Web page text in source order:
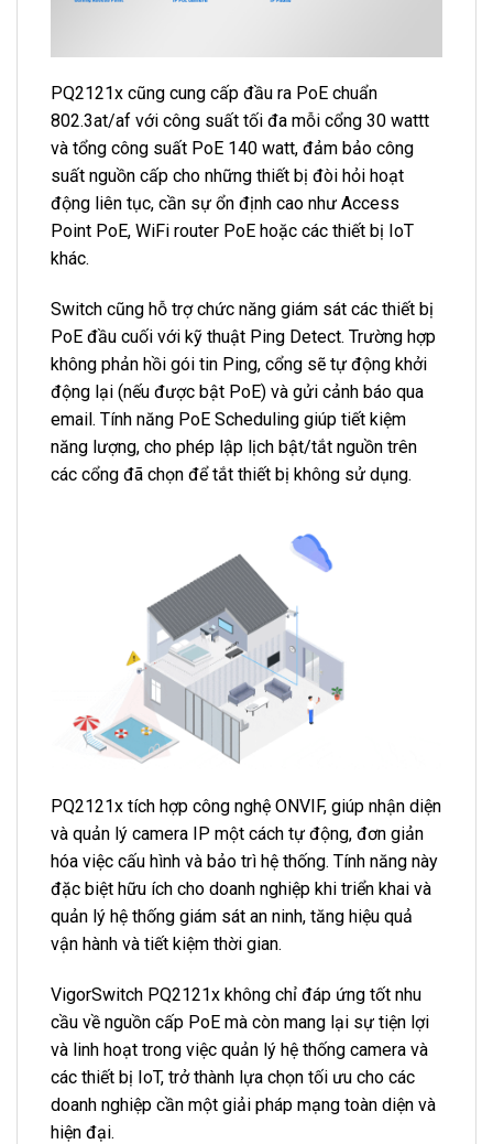
PQ2121x cũng cung cấp đầu ra PoE chuẩn
802.3at/af với công suất tối đa mỗi cổng 30 wattt
và tổng công suất PoE 140 watt, đảm bảo công
suất nguồn cấp cho những thiết bị đòi hỏi hoạt
động liên tục, cần sự ổn định cao như Access
Point PoE, WiFi router PoE hoặc các thiết bị IoT
khác.
Switch cũng hỗ trợ chức năng giám sát các thiết bị
PoE đầu cuối với kỹ thuật Ping Detect. Trường hợp
không phản hồi gói tin Ping, cổng sẽ tự động khởi
động lại (nếu được bật PoE) và gửi cảnh báo qua
email. Tính năng PoE Scheduling giúp tiết kiệm
năng lượng, cho phép lập lịch bật/tắt nguồn trên
các cổng đã chọn để tắt thiết bị không sử dụng.
PQ2121x tích hợp công nghệ ONVIF, giúp nhận diện
và quản lý camera IP một cách tự động, đơn giản
hóa việc cấu hình và bảo trì hệ thống. Tính năng này
đặc biệt hữu ích cho doanh nghiệp khi triển khai và
quản lý hệ thống giám sát an ninh, tăng hiệu quả
vận hành và tiết kiệm thời gian.
VigorSwitch PQ2121x không chỉ đáp ứng tốt nhu
cầu về nguồn cấp PoE mà còn mang lại sự tiện lợi
và linh hoạt trong việc quản lý hệ thống camera và
các thiết bị IoT, trở thành lựa chọn tối ưu cho các
doanh nghiệp cần một giải pháp mạng toàn diện và
hiện đại.